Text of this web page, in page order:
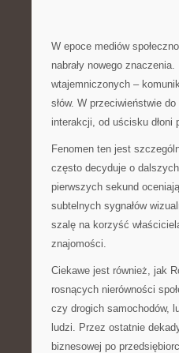
W epoce mediów
nabrały nowego
wtajemniczonych –
słów. W przeciwieństwie
interakcji, od uścisku dłoni
Fenomen ten jest
często decyduje o
pierwszych sekund
subtelnych sygnałów
szalę na korzyść
znajomości.
Ciekawe jest również, jak
rosnących nierówności
czy drogich samochodów,
ludzi. Przez ostatnie
biznesowej po